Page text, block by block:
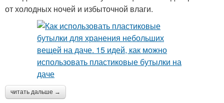
от холодных ночей и избыточной влаги.
читать дальше →